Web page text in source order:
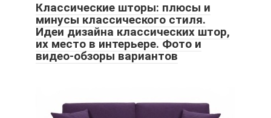
Классические шторы: плюсы и
минусы классического стиля.
Идеи дизайна классических штор,
их место в интерьере. Фото и
видео-обзоры вариантов